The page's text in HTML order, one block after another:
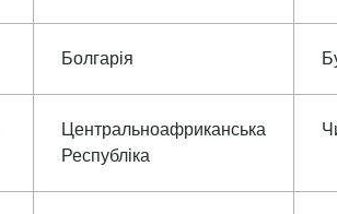
Болгарія
Центральноафриканська
Республіка